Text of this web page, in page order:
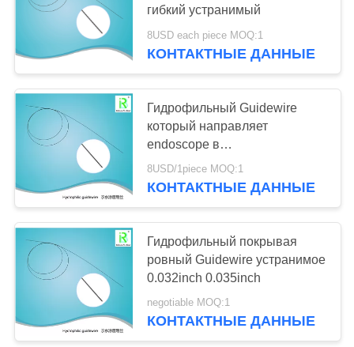
каменный конус
Уретерал Стент
гибкий устранимый
8USD each piece MOQ:1
КОНТАКТНЫЕ ДАННЫЕ
Гидрофильный Guidewire
который направляет
endoscope в
мочевыделительную систему
с самым современным
8USD/1piece MOQ:1
КОНТАКТНЫЕ ДАННЫЕ
Гидрофильный покрывая
ровный Guidewire устранимое
0.032inch 0.035inch
negotiable MOQ:1
КОНТАКТНЫЕ ДАННЫЕ